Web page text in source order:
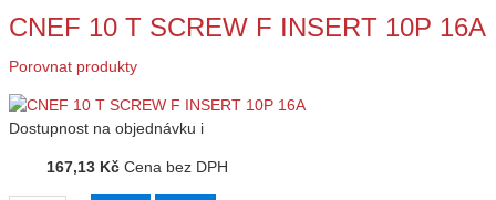
CNEF 10 T SCREW F INSERT 10P 16A
Porovnat produkty
Dostupnost na objednávku i
167,13 Kč Cena bez DPH